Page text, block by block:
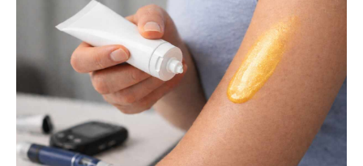
NEGOCIOS
EDICIÓN +
BARCELONA
BOGOTÁ